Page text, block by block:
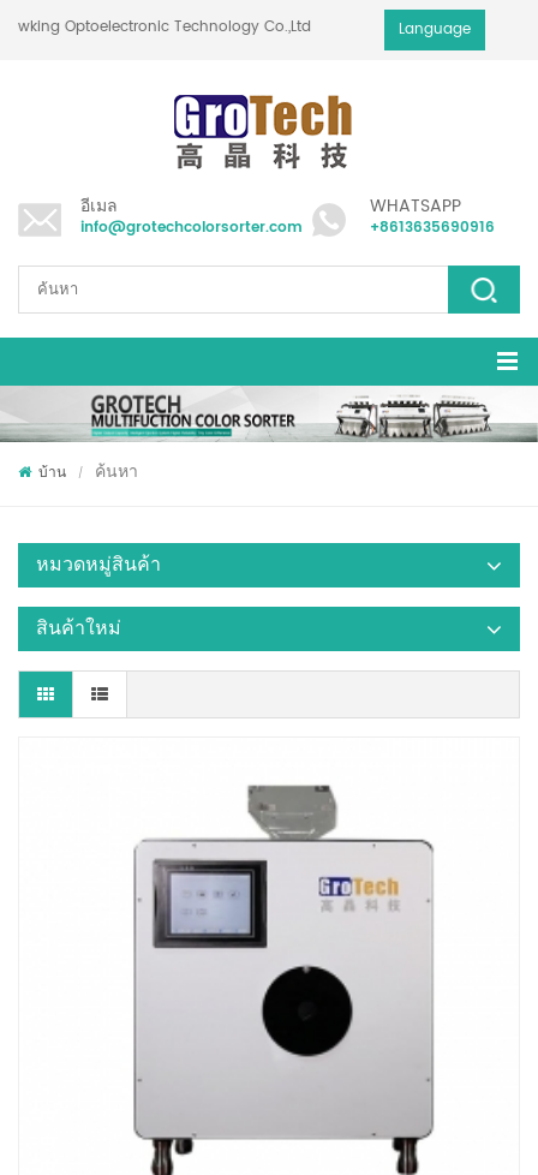
Optoelectronic Technology Co.,Ltd Language
อีเมล
info@grotechcolorsorter.com
WHATSAPP
+8613635690916
บ้าน / ค้นหา
หมวดหมู่สินค้า
สินค้าใหม่